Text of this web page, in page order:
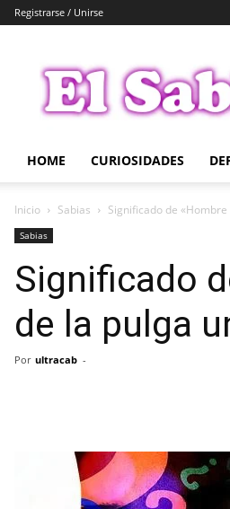
Registrarse / Unirse
Sabio
HOME CURIOSIDADES
Inicio Sabias Significado de
Sabias
Significado
de la pulga
Por ultracab -